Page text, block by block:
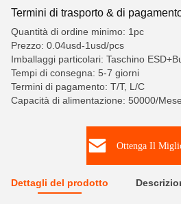
Termini di trasporto & di
Quantità di ordine minimo: 1pc
Prezzo: 0.04usd-1usd/pcs
Imballaggi particolari: Taschino
Tempi di consegna: 5-7 giorni
Termini di pagamento: T/T, L/C
Capacità di alimentazione: 50000/Mese
Ottenga Il
Dettagli del prodotto